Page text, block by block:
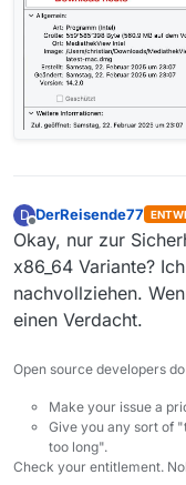
D
Offline
DerReisende77
Okay, nur zur
x86_64 Variante?
nachvollziehen.
einen Verdacht.
Open source developers
Make your issue a
Give you any sort of
too long".
Check your entitlement.